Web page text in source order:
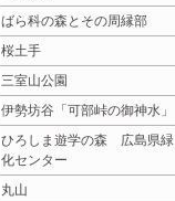
ばら科の森とその周縁部
桜土手
三室山公園
伊勢坊谷「可部峠の御神水」
ひろしま遊学の森 広島県緑
化センター
丸山